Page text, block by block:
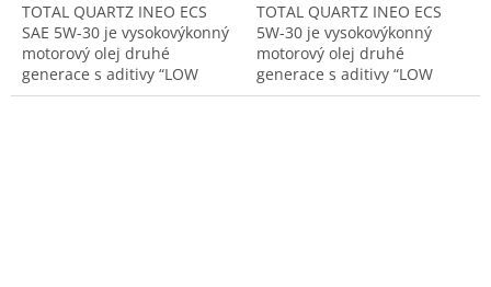
TOTAL QUARTZ INEO ECS
SAE 5W-30 je vysokovýkonný
motorový olej druhé
generace s aditivy “LOW
SAPS” pro motory skupiny
TOTAL QUARTZ INEO ECS
5W-30 je vysokovýkonný
motorový olej druhé
generace s aditivy “LOW
SAPS” pro motory skupiny